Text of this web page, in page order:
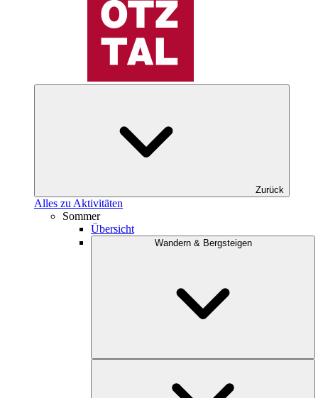
Zurück
Alles zu Aktivitäten
Sommer
Übersicht
Wandern & Bergsteigen